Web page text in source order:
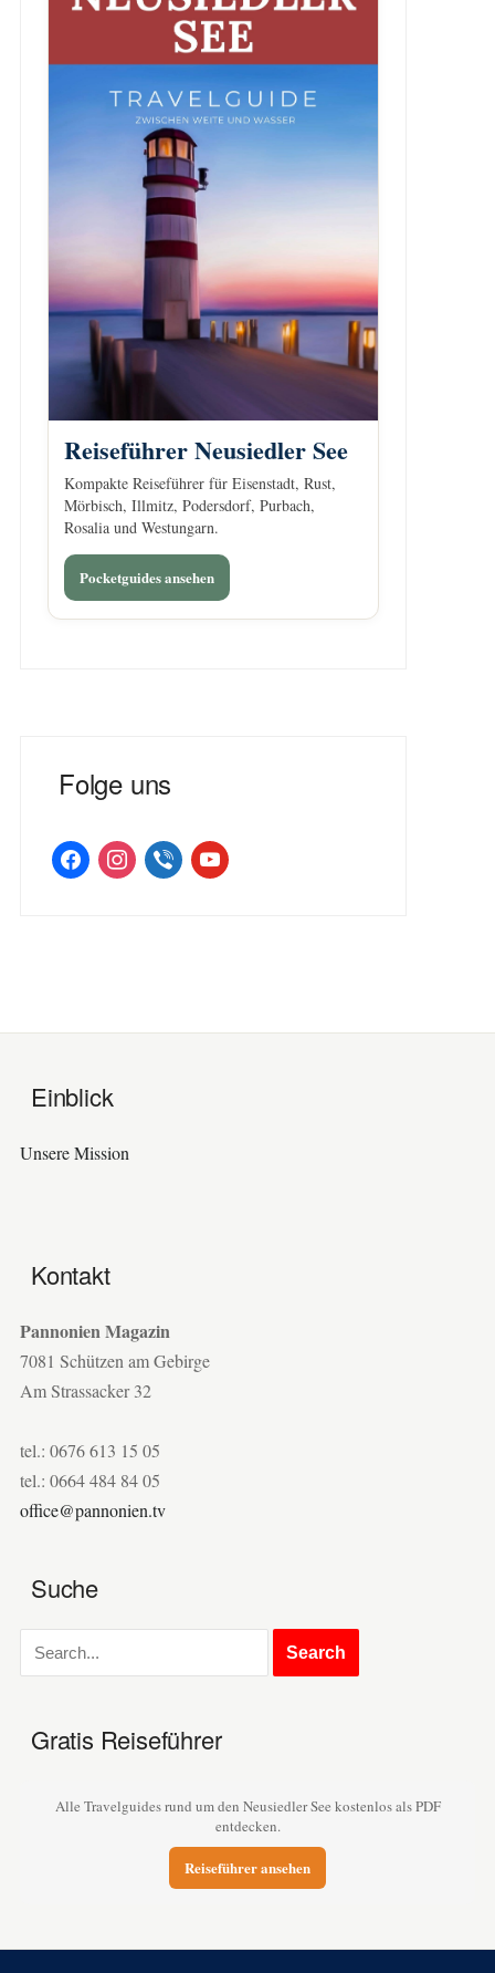
Reiseführer Neusiedler See
Kompakte Reiseführer für Eisenstadt, Rust,
Mörbisch, Illmitz, Podersdorf, Purbach,
Rosalia und Westungarn.
Pocketguides ansehen
Folge uns
facebookinstagramviber youtube
Einblick
Unsere Mission
Kontakt
Pannonien Magazin
7081 Schützen am Gebirge
Am Strassacker 32
tel.: 0676 613 15 05
tel.: 0664 484 84 05
office@pannonien.tv
Suche
Gratis Reiseführer
Alle Travelguides rund um den Neusiedler See kostenlos als PDF
entdecken.
Reiseführer ansehen